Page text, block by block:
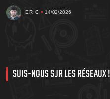
ERIC 14/02/2026
SUIS-NOUS SUR LES RÉSEAUX !